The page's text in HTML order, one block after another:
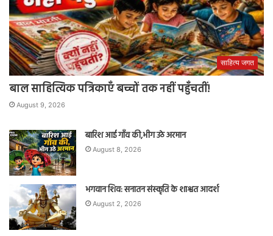
साहित्य जगत
बाल साहित्यिक पत्रिकाएँ बच्चों तक नहीं पहुँचतीं!
August 9, 2026
बारिश आई गाँव की,भीग उठे अरमान
August 8, 2026
भगवान शिव: सनातन संस्कृति के शाश्वत आदर्श
August 2, 2026